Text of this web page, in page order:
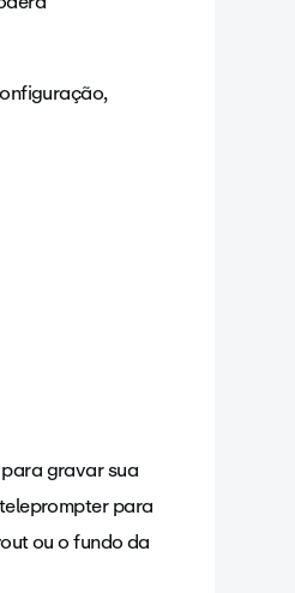
gravar sua
para
ou o fundo da